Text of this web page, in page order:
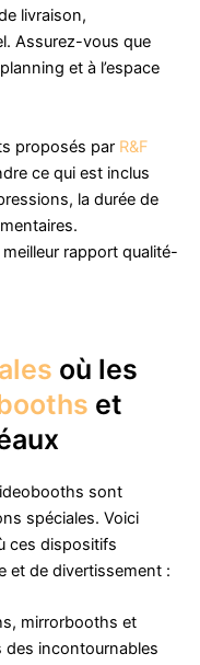
livraison,
Assurez-vous que
et à l’espace
proposés par R&F
ce qui est inclus
la durée de
rapport qualité-
où les
et
sont
spéciales. Voici
ces dispositifs
et de divertissement :
mirrorbooths et
incontournables